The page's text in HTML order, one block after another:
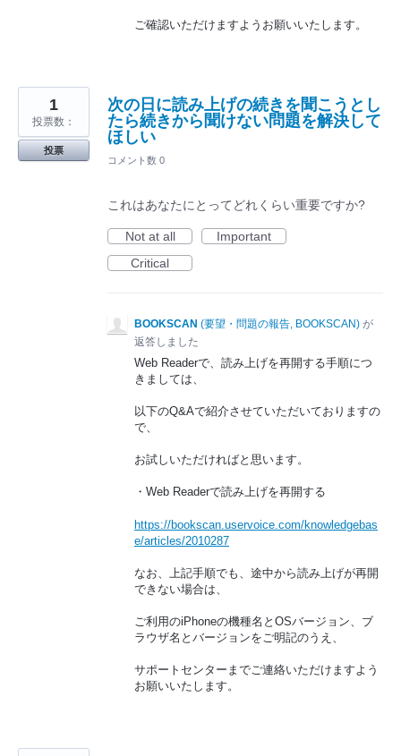
ご確認いただけますようお願いいたします。
次の日に読み上げの続きを聞こうとし
たら続きから聞けない問題を解決して
ほしい
1
投票数：
投票
コメント数 0
これはあなたにとってどれくらい重要ですか?
Not at all
Important
Critical
BOOKSCAN (要望・問題の報告, BOOKSCAN) が
返答しました
Web Readerで、読み上げを再開する手順につ
きましては、
以下のQ&Aで紹介させていただいておりますの
で、
お試しいただければと思います。
・Web Readerで読み上げを再開する
https://bookscan.uservoice.com/knowledgebas
e/articles/2010287
なお、上記手順でも、途中から読み上げが再開
できない場合は、
ご利用のiPhoneの機種名とOSバージョン、ブ
ラウザ名とバージョンをご明記のうえ、
サポートセンターまでご連絡いただけますよう
お願いいたします。